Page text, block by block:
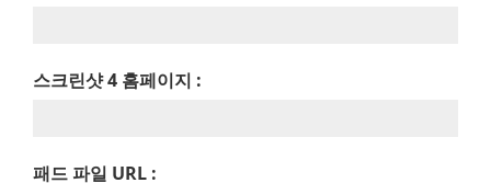
스크린샷 4 홈페이지 :
패드 파일 URL :